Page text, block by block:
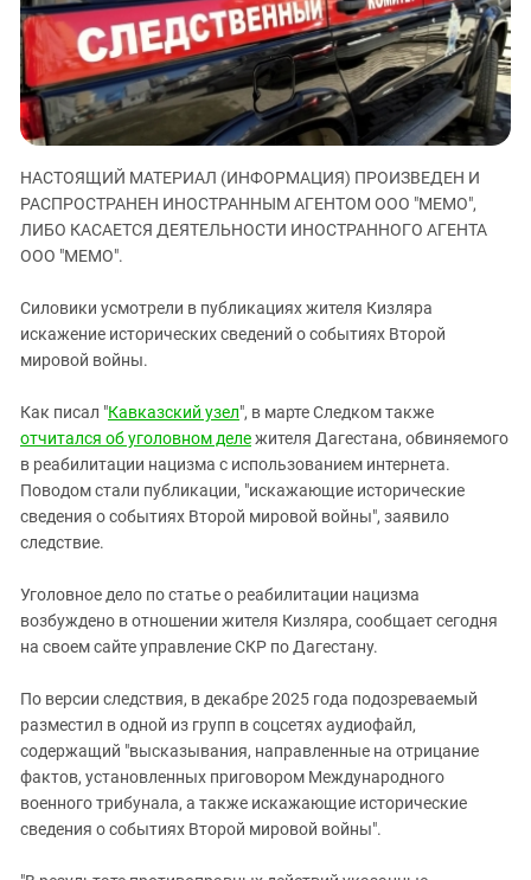
ЗАСТАВЛЯЕТ
КАВКАЗ ЗА ПАЛЕСТИНУ
ИНАКОМЫСЛИЕ В ЧЕЧНЕ
ПРЕСЛЕДОВАНИЕ АКТИВИСТОВ
МОБИЛИЗАЦИЯ И ПРОТЕСТЫ
Дагестан
Ингушетия
Кабардино-Балкария
Калмыкия
Карачаево-Черкесия
Краснодарский край
Нагорный Карабах
Ростовская область
Северная Осетия - Алания
Ставропольский край
Чечня
Южная Осетия
НАСТОЯЩИЙ МАТЕРИАЛ (ИНФОРМАЦИЯ) ПРОИЗВЕДЕН И
РАСПРОСТРАНЕН ИНОСТРАННЫМ АГЕНТОМ ООО "МЕМО",
ЛИБО КАСАЕТСЯ ДЕЯТЕЛЬНОСТИ ИНОСТРАННОГО АГЕНТА
ООО "МЕМО".
Силовики усмотрели в публикациях жителя Кизляра
искажение исторических сведений о событиях Второй
мировой войны.
Как писал "Кавказский узел", в марте Следком также
отчитался об уголовном дележителя Дагестана, обвиняемого
в реабилитации нацизма с использованием интернета.
Поводом стали публикации, "искажающие исторические
сведения о событиях Второй мировой войны", заявило
следствие.
Уголовное дело по статье о реабилитации нацизма
возбуждено в отношении жителя Кизляра, сообщает сегодня
на своем сайте управление СКР по Дагестану.
По версии следствия, в декабре 2025 года подозреваемый
разместил в одной из групп в соцсетях аудиофайл,
содержащий "высказывания, направленные на отрицание
фактов, установленных приговором Международного
военного трибунала, а также искажающие исторические
сведения о событиях Второй мировой войны".